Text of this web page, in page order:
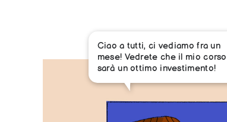
Ciao a tutti, ci vediamo fra un
mese! Vedrete che il mio corso
sarà un ottimo investimento!